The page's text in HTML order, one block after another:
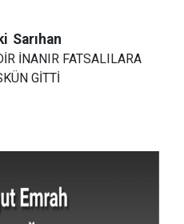
Sarıhan
İNANIR FATSALILARA
GİTTİ